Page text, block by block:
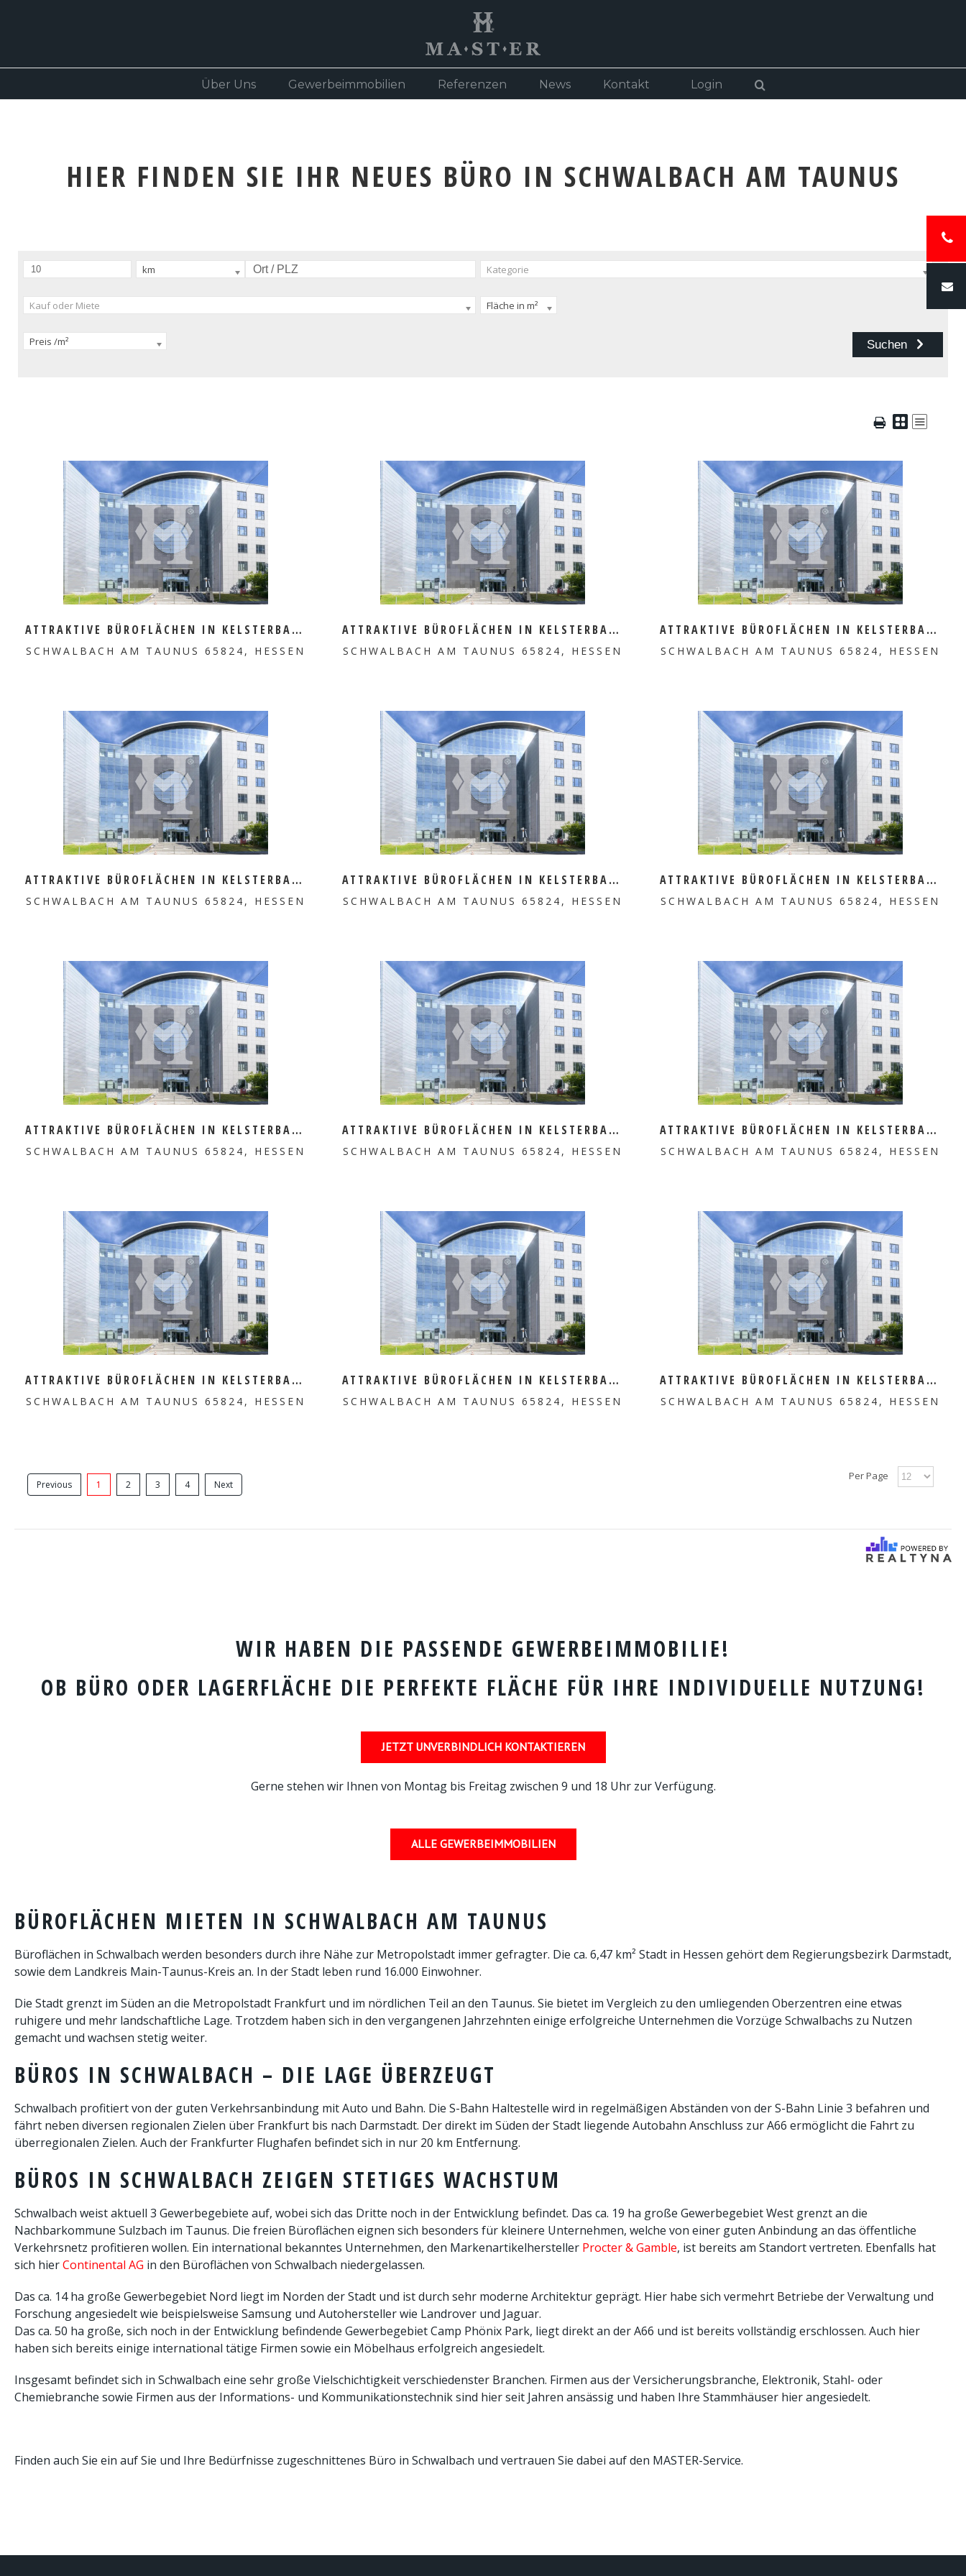
Über Uns Gewerbeimmobilien Referenzen News Kontakt Login
HIER FINDEN SIE IHR NEUES BÜRO IN SCHWALBACH AM TAUNUS
km Kategorie
Kauf oder Miete Fläche in m²
Preis /m²
MEHR ERFAHREN
ATTRAKTIVE BÜROFLÄCHEN IN KELSTERBACH ZU VERMIETEN
SCHWALBACH AM TAUNUS 65824, HESSEN
MEHR ERFAHREN
ATTRAKTIVE BÜROFLÄCHEN IN KELSTERBACH ZU VERMIETEN
SCHWALBACH AM TAUNUS 65824, HESSEN
MEHR ERFAHREN
ATTRAKTIVE BÜROFLÄCHEN IN KELSTERBACH ZU VERMIETEN
SCHWALBACH AM TAUNUS 65824, HESSEN
MEHR ERFAHREN
ATTRAKTIVE BÜROFLÄCHEN IN KELSTERBACH ZU VERMIETEN
SCHWALBACH AM TAUNUS 65824, HESSEN
MEHR ERFAHREN
ATTRAKTIVE BÜROFLÄCHEN IN KELSTERBACH ZU VERMIETEN
SCHWALBACH AM TAUNUS 65824, HESSEN
MEHR ERFAHREN
ATTRAKTIVE BÜROFLÄCHEN IN KELSTERBACH ZU VERMIETEN
SCHWALBACH AM TAUNUS 65824, HESSEN
MEHR ERFAHREN
ATTRAKTIVE BÜROFLÄCHEN IN KELSTERBACH ZU VERMIETEN
SCHWALBACH AM TAUNUS 65824, HESSEN
MEHR ERFAHREN
ATTRAKTIVE BÜROFLÄCHEN IN KELSTERBACH ZU VERMIETEN
SCHWALBACH AM TAUNUS 65824, HESSEN
MEHR ERFAHREN
ATTRAKTIVE BÜROFLÄCHEN IN KELSTERBACH ZU VERMIETEN
SCHWALBACH AM TAUNUS 65824, HESSEN
MEHR ERFAHREN
ATTRAKTIVE BÜROFLÄCHEN IN KELSTERBACH ZU VERMIETEN
SCHWALBACH AM TAUNUS 65824, HESSEN
MEHR ERFAHREN
ATTRAKTIVE BÜROFLÄCHEN IN KELSTERBACH ZU VERMIETEN
SCHWALBACH AM TAUNUS 65824, HESSEN
MEHR ERFAHREN
ATTRAKTIVE BÜROFLÄCHEN IN KELSTERBACH ZU VERMIETEN
SCHWALBACH AM TAUNUS 65824, HESSEN
Previous 1 2 3 4 Next
Per Page
WIR HABEN DIE PASSENDE GEWERBEIMMOBILIE!
OB BÜRO ODER LAGERFLÄCHE DIE PERFEKTE FLÄCHE FÜR IHRE INDIVIDUELLE NUTZUNG!
JETZT UNVERBINDLICH KONTAKTIEREN
Gerne stehen wir Ihnen von Montag bis Freitag zwischen 9 und 18 Uhr zur Verfügung.
ALLE GEWERBEIMMOBILIEN
BÜROFLÄCHEN MIETEN IN SCHWALBACH AM TAUNUS
Büroflächen in Schwalbach werden besonders durch ihre Nähe zur Metropolstadt immer gefragter. Die ca. 6,47 km² Stadt in Hessen gehört dem Regierungsbezirk Darmstadt,
sowie dem Landkreis Main-Taunus-Kreis an. In der Stadt leben rund 16.000 Einwohner.
Die Stadt grenzt im Süden an die Metropolstadt Frankfurt und im nördlichen Teil an den Taunus. Sie bietet im Vergleich zu den umliegenden Oberzentren eine etwas
ruhigere und mehr landschaftliche Lage. Trotzdem haben sich in den vergangenen Jahrzehnten einige erfolgreiche Unternehmen die Vorzüge Schwalbachs zu Nutzen
gemacht und wachsen stetig weiter.
BÜROS IN SCHWALBACH – DIE LAGE ÜBERZEUGT
Schwalbach profitiert von der guten Verkehrsanbindung mit Auto und Bahn. Die S-Bahn Haltestelle wird in regelmäßigen Abständen von der S-Bahn Linie 3 befahren und
fährt neben diversen regionalen Zielen über Frankfurt bis nach Darmstadt. Der direkt im Süden der Stadt liegende Autobahn Anschluss zur A66 ermöglicht die Fahrt zu
überregionalen Zielen. Auch der Frankfurter Flughafen befindet sich in nur 20 km Entfernung.
BÜROS IN SCHWALBACH ZEIGEN STETIGES WACHSTUM
Schwalbach weist aktuell 3 Gewerbegebiete auf, wobei sich das Dritte noch in der Entwicklung befindet. Das ca. 19 ha große Gewerbegebiet West grenzt an die
Nachbarkommune Sulzbach im Taunus. Die freien Büroflächen eignen sich besonders für kleinere Unternehmen, welche von einer guten Anbindung an das öffentliche
Verkehrsnetz profitieren wollen. Ein international bekanntes Unternehmen, den Markenartikelhersteller Procter & Gamble, ist bereits am Standort vertreten. Ebenfalls hat
sich hierContinental AG in den Büroflächen von Schwalbach niedergelassen.
Das ca. 14 ha große Gewerbegebiet Nord liegt im Norden der Stadt und ist durch sehr moderne Architektur geprägt. Hier habe sich vermehrt Betriebe der Verwaltung und
Forschung angesiedelt wie beispielsweise Samsung und Autohersteller wie Landrover und Jaguar.
Das ca. 50 ha große, sich noch in der Entwicklung befindende Gewerbegebiet Camp Phönix Park, liegt direkt an der A66 und ist bereits vollständig erschlossen. Auch hier
haben sich bereits einige international tätige Firmen sowie ein Möbelhaus erfolgreich angesiedelt.
Insgesamt befindet sich in Schwalbach eine sehr große Vielschichtigkeit verschiedenster Branchen. Firmen aus der Versicherungsbranche, Elektronik, Stahl- oder
Chemiebranche sowie Firmen aus der Informations- und Kommunikationstechnik sind hier seit Jahren ansässig und haben Ihre Stammhäuser hier angesiedelt.
Finden auch Sie ein auf Sie und Ihre Bedürfnisse zugeschnittenes Büro in Schwalbach und vertrauen Sie dabei auf den MASTER-Service.